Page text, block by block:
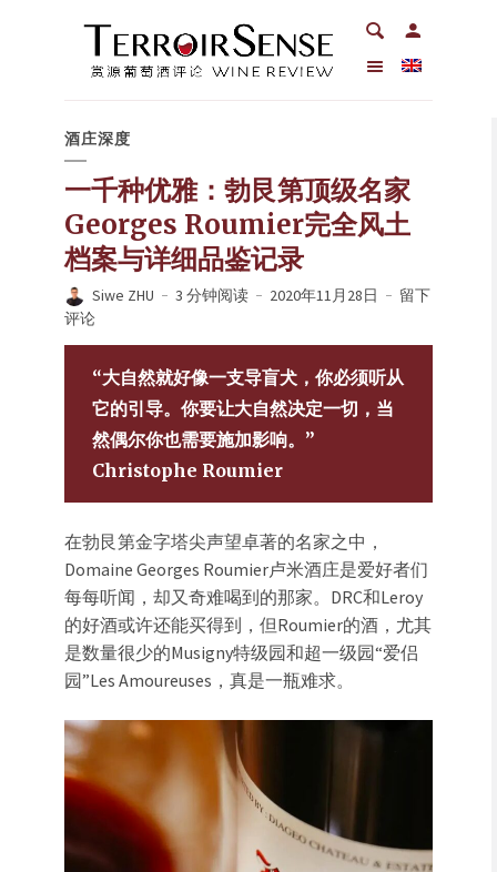
酒庄深度
一千种优雅：勃艮第顶级名家
Georges Roumier完全风土
档案与详细品鉴记录
Siwe ZHU 3 分钟阅读 2020年11月28日
留下
评论
“大自然就好像一支导盲犬，你必须听从
它的引导。你要让大自然决定一切，当
然偶尔你也需要施加影响。”
Christophe Roumier
在勃艮第金字塔尖声望卓著的名家之中，
Domaine Georges Roumier卢米酒庄是爱好者们
每每听闻，却又奇难喝到的那家。DRC和Leroy
的好酒或许还能买得到，但Roumier的酒，尤其
是数量很少的Musigny特级园和超一级园“爱侣
园”Les Amoureuses，真是一瓶难求。